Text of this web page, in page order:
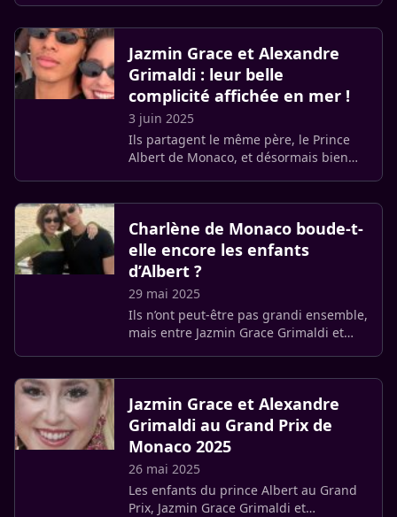
Jazmin Grace et Alexandre
Grimaldi : leur belle
complicité affichée en mer !
3 juin 2025
Ils partagent le même père, le Prince
Albert de Monaco, et désormais bien
Charlène de Monaco boude-t-
elle encore les enfants
d’Albert ?
29 mai 2025
Ils n’ont peut-être pas grandi ensemble,
mais entre Jazmin Grace Grimaldi et
Jazmin Grace et Alexandre
Grimaldi au Grand Prix de
Monaco 2025
26 mai 2025
Les enfants du prince Albert au Grand
Prix, Jazmin Grace Grimaldi et